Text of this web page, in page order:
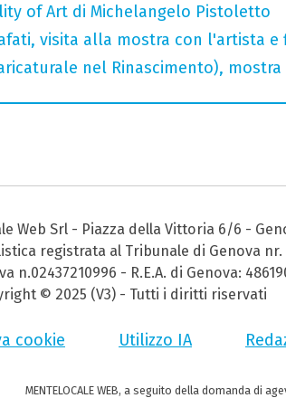
of Art di Michelangelo Pistoletto
visita alla mostra con l'artista
nel Rinascimento), mostra
Web Srl - Piazza della Vittoria 6/6 -
registrata al Tribunale di Genova nr.
- R.E.A. di Genova:
© 2025 (V3) - Tutti i diritti riservati
cookie Utilizzo IA
MENTELOCALE WEB, a seguito della domanda di